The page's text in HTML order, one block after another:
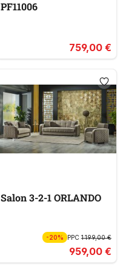
PF11006
759,00 €
Salon 3-2-1 ORLANDO
-20% PPC1 199,00 €
959,00 €